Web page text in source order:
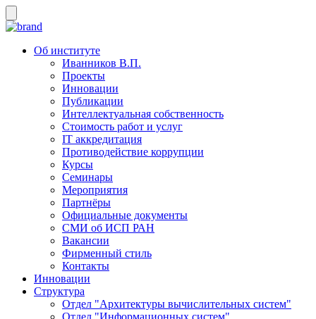
Об институте
Иванников В.П.
Проекты
Инновации
Публикации
Интеллектуальная собственность
Стоимость работ и услуг
IT аккредитация
Противодействие коррупции
Курсы
Семинары
Мероприятия
Партнёры
Официальные документы
СМИ об ИСП РАН
Вакансии
Фирменный стиль
Контакты
Инновации
Структура
Отдел "Архитектуры вычислительных систем"
Отдел "Информационных систем"